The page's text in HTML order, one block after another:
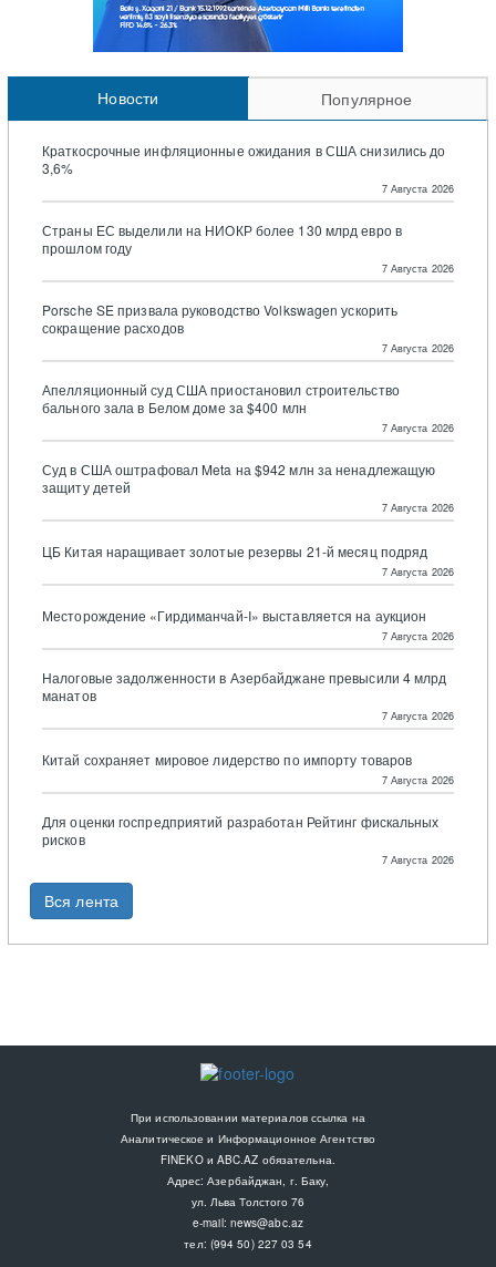
Новости Популярное
Краткосрочные инфляционные ожидания в США снизились до
3,6%
7 Августа 2026
Страны ЕС выделили на НИОКР более 130 млрд евро в
прошлом году
7 Августа 2026
Porsche SE призвала руководство Volkswagen ускорить
сокращение расходов
7 Августа 2026
Апелляционный суд США приостановил строительство
бального зала в Белом доме за $400 млн
7 Августа 2026
Суд в США оштрафовал Meta на $942 млн за ненадлежащую
защиту детей
7 Августа 2026
ЦБ Китая наращивает золотые резервы 21-й месяц подряд
7 Августа 2026
Месторождение «Гирдиманчай-I» выставляется на аукцион
7 Августа 2026
Налоговые задолженности в Азербайджане превысили 4 млрд
манатов
7 Августа 2026
Китай сохраняет мировое лидерство по импорту товаров
7 Августа 2026
Для оценки госпредприятий разработан Рейтинг фискальных
рисков
7 Августа 2026
Вся лента
При использовании материалов ссылка на
Аналитическое и Информационное Агентство
FINEKO и ABC.AZ обязательна.
Адрес: Азербайджан, г. Баку,
ул. Льва Толстого 76
e-mail: news@abc.az
тел: (994 50) 227 03 54